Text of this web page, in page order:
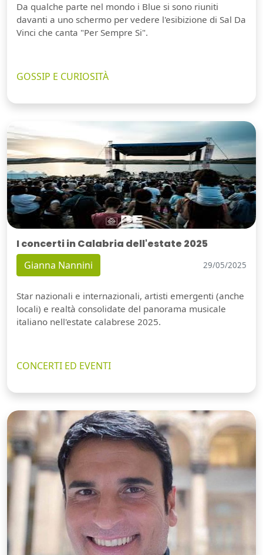
Da qualche parte nel mondo i Blue si sono riuniti
davanti a uno schermo per vedere l'esibizione di Sal Da
Vinci che canta "Per Sempre Si".
GOSSIP E CURIOSITÀ
I concerti in Calabria dell'estate 2025
Gianna Nannini 29/05/2025
Star nazionali e internazionali, artisti emergenti (anche
locali) e realtà consolidate del panorama musicale
italiano nell'estate calabrese 2025.
CONCERTI ED EVENTI